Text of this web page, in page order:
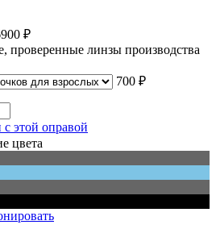
₽
проверенные линзы производства
700 ₽
с этой оправой
цвета